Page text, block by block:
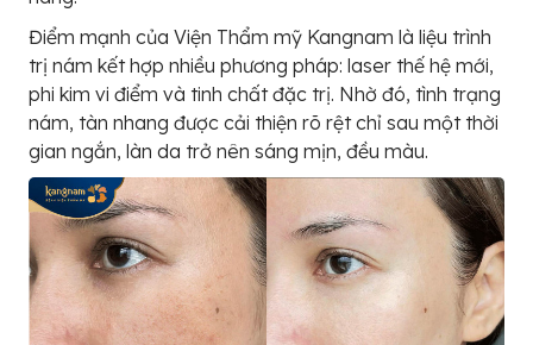
Điểm mạnh của Viện Thẩm mỹ Kangnam là liệu trình
trị nám kết hợp nhiều phương pháp: laser thế hệ mới,
phi kim vi điểm và tinh chất đặc trị. Nhờ đó, tình trạng
nám, tàn nhang được cải thiện rõ rệt chỉ sau một thời
gian ngắn, làn da trở nên sáng mịn, đều màu.